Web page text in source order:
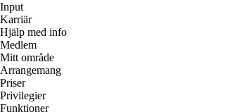
Input
Karriär
Hjälp med info
Medlem
Mitt område
Arrangemang
Priser
Privilegier
Funktioner